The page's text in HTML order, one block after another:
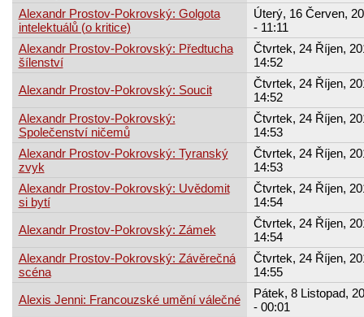
Alexandr Prostov-Pokrovský: Golgota
intelektuálů (o kritice)
Úterý, 16 Červen,
- 11:11
Alexandr Prostov-Pokrovský: Předtucha
šílenství
Čtvrtek, 24 Říjen,
14:52
Alexandr Prostov-Pokrovský: Soucit
Čtvrtek, 24 Říjen,
14:52
Alexandr Prostov-Pokrovský:
Společenství ničemů
Čtvrtek, 24 Říjen,
14:53
Alexandr Prostov-Pokrovský: Tyranský
zvyk
Čtvrtek, 24 Říjen,
14:53
Alexandr Prostov-Pokrovský: Uvědomit
si bytí
Čtvrtek, 24 Říjen,
14:54
Alexandr Prostov-Pokrovský: Zámek
Čtvrtek, 24 Říjen,
14:54
Alexandr Prostov-Pokrovský: Závěrečná
scéna
Čtvrtek, 24 Říjen,
14:55
Alexis Jenni: Francouzské umění válečné
Pátek, 8 Listopad,
- 00:01